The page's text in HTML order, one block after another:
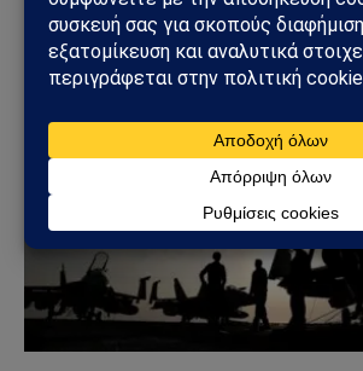
18/07/2026